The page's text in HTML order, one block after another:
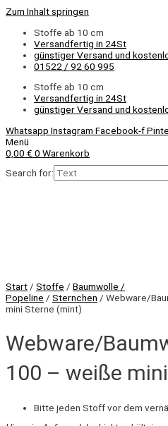
Zum Inhalt springen
Stoffe ab 10 cm
Versandfertig in 24St
günstiger Versand und
01522 / 92 60 995
Stoffe ab 10 cm
Versandfertig in 24St
günstiger Versand und
Whatsapp Instagram Facebook-f
Menü
0,00 € 0 Warenkorb
Search for:
Start / Stoffe / Baumwolle /
Popeline / Sternchen / Webware/
mini Sterne (mint)
Webware/
100 – weiße
Bitte jeden Stoff vor dem